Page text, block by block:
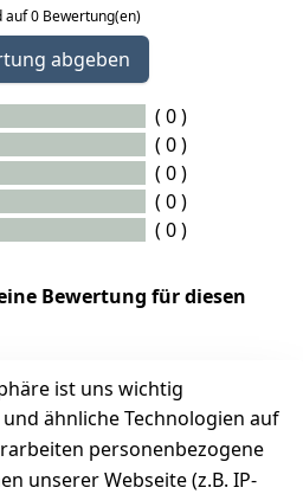
auf 0 Bewertung(en)
abgeben
( 0 )
( 0 )
( 0 )
( 0 )
( 0 )
Bewertung für diesen
- klicken Sie für Details
ist uns wichtig
ähnliche Technologien auf
personenbezogene
unserer Webseite (z.B. IP-